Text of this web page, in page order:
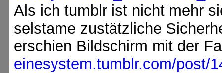
Als ich tumblr ist nicht mehr
selstame zustätzliche
erschien Bildschirm mit der
einesystem.tumblr.com/post/